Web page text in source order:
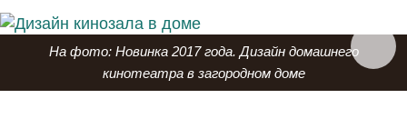
На фото: Новинка 2017 года. Дизайн домашнего
кинотеатра в загородном доме